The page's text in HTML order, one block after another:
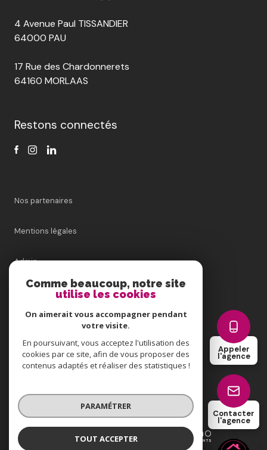
Appeler
l'agence
Contacter
l'agence
4 Avenue Paul TISSANDIER
64000 PAU
17 Rue des Chardonnerets
64160 MORLAAS
Restons connectés
Nos partenaires
Mentions légales
Admin
Nos honoraires
Cookies
© 2026 | Tous droits réservés
Réalisé par
Comme beaucoup, notre site
utilise les cookies
On aimerait vous accompagner pendant
votre visite.
En poursuivant, vous acceptez l'utilisation des
cookies par ce site, afin de vous proposer des
contenus adaptés et réaliser des statistiques !
PARAMÉTRER
TOUT ACCEPTER